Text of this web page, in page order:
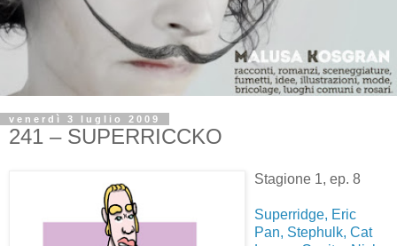
venerdì 3 luglio 2009
241 – SUPERRICCKO
Stagione 1, ep. 8
Superridge, Eric
Pan, Stephulk, Cat